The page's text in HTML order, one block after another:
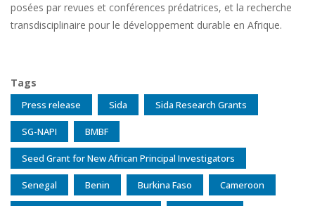
posées par revues et conférences prédatrices, et la recherche
transdisciplinaire pour le développement durable en Afrique.
Tags
Press release Sida Sida Research Grants
SG-NAPI BMBF
Seed Grant for New African Principal Investigators
Senegal Benin Burkina Faso Cameroon